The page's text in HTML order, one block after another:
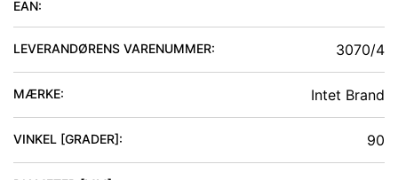
EAN:
LEVERANDØRENS VARENUMMER: 3070/4
MÆRKE: Intet Brand
VINKEL [GRADER]: 90